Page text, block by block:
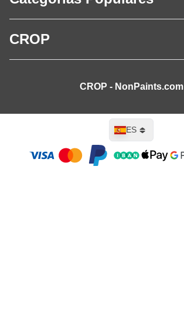
CROP
CROP - NonPaints.com
Lenguaje
ES